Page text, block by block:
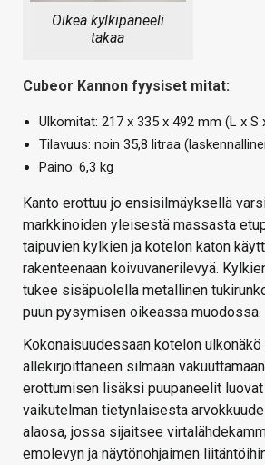
Oikea kylkipaneeli
takaa
Cubeor Kannon fyysiset mitat:
Ulkomitat: 217 x 335 x 492 mm (L x S
Tilavuus: noin 35,8 litraa
Paino: 6,3 kg
Kanto erottuu jo ensisilmäyksellä
markkinoiden yleisestä massasta
taipuvien kylkien ja kotelon katon
rakenteenaan koivuvanerilevyä.
tukee sisäpuolella metallinen
puun pysymisen oikeassa muodossa.
Kokonaisuudessaan kotelon
allekirjoittaneen silmään
erottumisen lisäksi puupaneelit
vaikutelman tietynlaisesta
alaosa, jossa sijaitsee
emolevyn ja näytönohjaimen